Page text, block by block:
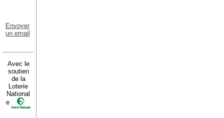
Envoyer
un email
Avec le
soutien
de la
Loterie
National
e